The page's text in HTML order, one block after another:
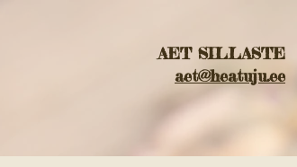
AET SILLASTE
aet@heatuju.ee